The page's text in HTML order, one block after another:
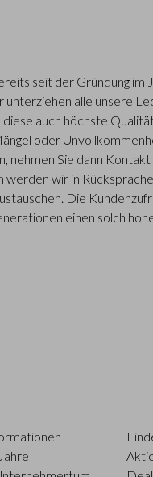
seit der Gründung im
unterziehen alle unsere
auch höchste
oder
Sie dann Kontakt
werden wir in
Die
einen solch